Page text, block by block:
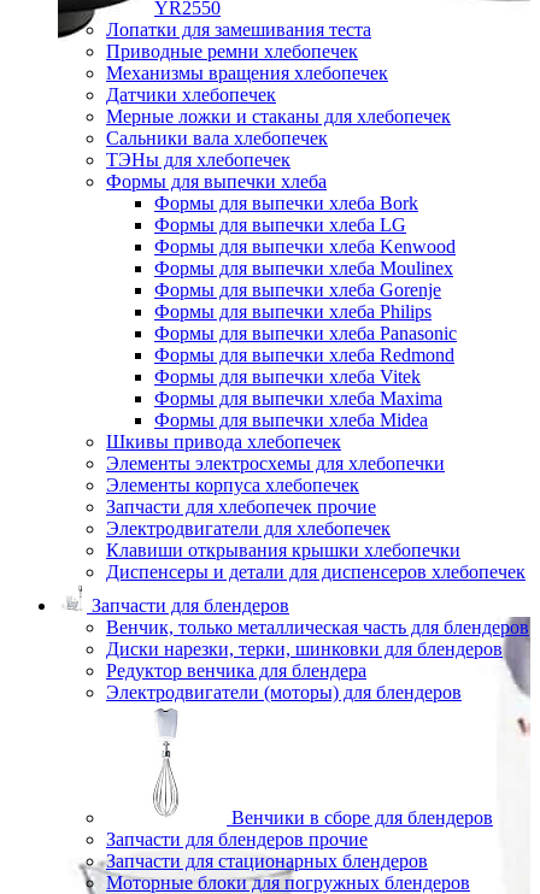
YR2550
Лопатки для замешивания теста
Приводные ремни хлебопечек
Механизмы вращения хлебопечек
Датчики хлебопечек
Мерные ложки и стаканы для хлебопечек
Сальники вала хлебопечек
ТЭНы для хлебопечек
Формы для выпечки хлеба
Формы для выпечки хлеба Bork
Формы для выпечки хлеба LG
Формы для выпечки хлеба Kenwood
Формы для выпечки хлеба Moulinex
Формы для выпечки хлеба Gorenje
Формы для выпечки хлеба Philips
Формы для выпечки хлеба Panasonic
Формы для выпечки хлеба Redmond
Формы для выпечки хлеба Vitek
Формы для выпечки хлеба Maxima
Формы для выпечки хлеба Midea
Шкивы привода хлебопечек
Элементы электросхемы для хлебопечки
Элементы корпуса хлебопечек
Запчасти для хлебопечек прочие
Электродвигатели для хлебопечек
Клавиши открывания крышки хлебопечки
Диспенсеры и детали для диспенсеров хлебопечек
Запчасти для блендеров
Венчик, только металлическая часть для блендеров
Диски нарезки, терки, шинковки для блендеров
Редуктор венчика для блендера
Электродвигатели (моторы) для блендеров
Венчики в сборе для блендеров
Запчасти для блендеров прочие
Запчасти для стационарных блендеров
Моторные блоки для погружных блендеров